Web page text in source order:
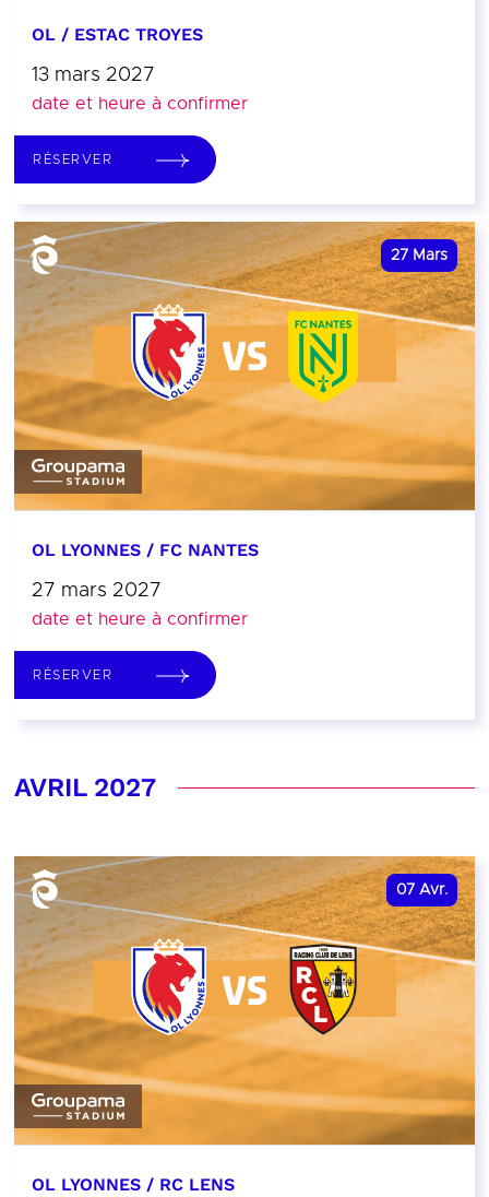
OL / ESTAC TROYES
13 mars 2027
date et heure à confirmer
RÉSERVER
27 Mars
OL LYONNES / FC NANTES
27 mars 2027
date et heure à confirmer
RÉSERVER
AVRIL 2027
07 Avr.
OL LYONNES / RC LENS